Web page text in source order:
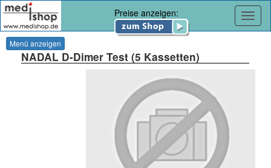
Preise anzeigen:
Menü anzeigen
NADAL D-Dimer Test (5 Kassetten)